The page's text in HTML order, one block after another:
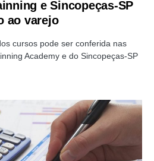
e Sincopeças-SP
ao varejo
cursos pode ser conferida nas
Academy e do Sincopeças-SP